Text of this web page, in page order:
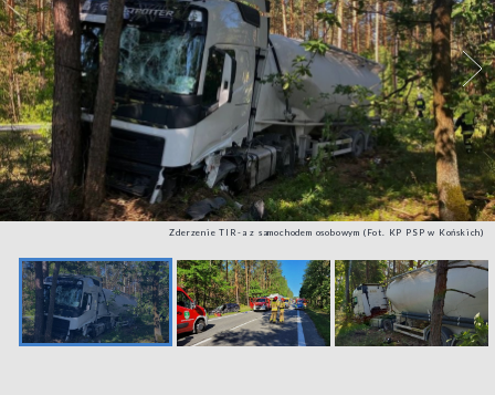
Zderzenie TIR-a z samochodem osobowym (Fot. KP PSP w Końskich)